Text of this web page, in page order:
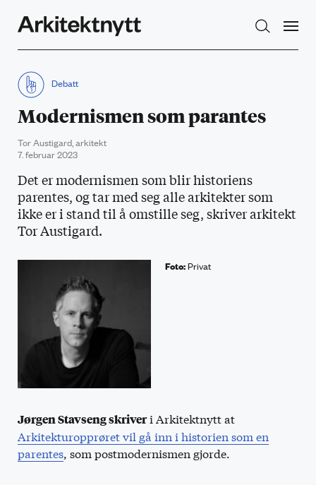
Debatt
Modernismen som parantes
Tor Austigard, arkitekt
7. februar 2023
Det er modernismen som blir historiens
parentes, og tar med seg alle arkitekter som
ikke er i stand til å omstille seg, skriver arkitekt
Tor Austigard.
Foto:Privat
Jørgen Stavseng skriveri Arkitektnytt at
Arkitekturopprøret vil gå inn i historien som en
parentes, som postmodernismen gjorde.